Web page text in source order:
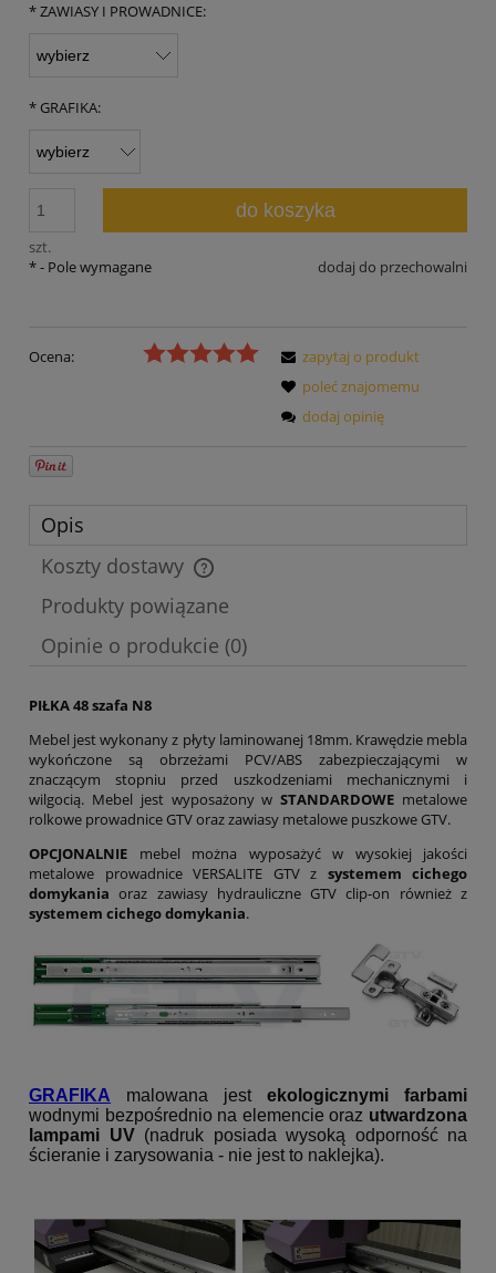
*ZAWIASY I PROWADNICE:
* GRAFIKA:
szt.
do koszyka
dodaj do przechowalni
*- Pole wymagane
Ocena:
zapytaj o produkt
poleć znajomemu
dodaj opinię
Opis
Koszty dostawy
Cena nie zawiera ewentualnych kosztów płatności
Produkty powiązane
Opinie o produkcie (0)
PIŁKA 48 szafa N8
Mebel jest wykonany z płyty laminowanej 18mm. Krawędzie mebla
wykończone są obrzeżami PCV/ABS zabezpieczającymi w
znaczącym stopniu przed uszkodzeniami mechanicznymi i
wilgocią. Mebel jest wyposażony wSTANDARDOWE metalowe
rolkowe prowadnice GTV oraz zawiasy metalowe puszkowe GTV.
OPCJONALNIE mebel można wyposażyć w wysokiej jakości
metalowe prowadnice VERSALITE GTV z systemem cichego
domykania oraz zawiasy hydrauliczne GTV clip-on również z
systemem cichego domykania.
GRAFIKA malowana jest ekologicznymi farbami
wodnymi bezpośrednio na elemencie oraz utwardzona
lampami UV(nadruk posiada wysoką odporność na
ścieranie i zarysowania - nie jest to naklejka).